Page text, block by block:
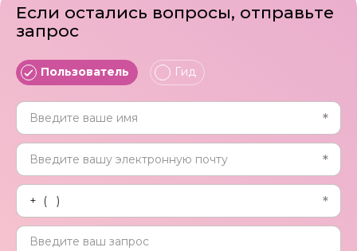
Если остались вопросы, отправьте
запрос
Пользователь Гид